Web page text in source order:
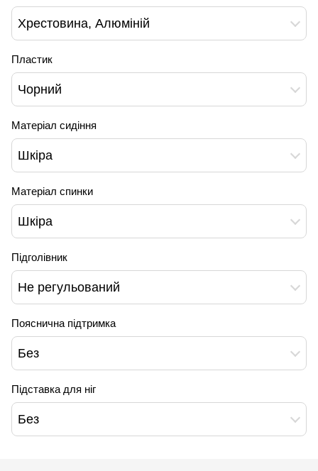
Хрестовина, Алюміній
Пластик
Чорний
Матеріал сидіння
Шкіра
Матеріал спинки
Шкіра
Підголівник
Не регульований
Пояснична підтримка
Без
Підставка для ніг
Без